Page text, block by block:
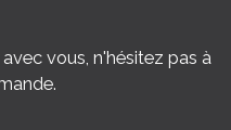
vous, n'hésitez pas à